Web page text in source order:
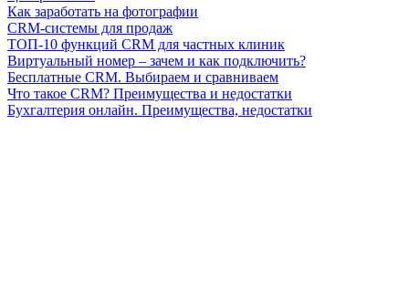
Как заработать на фотографии
CRM-системы для продаж
ТОП-10 функций CRM для частных клиник
Виртуальный номер – зачем и как подключить?
Бесплатные CRM. Выбираем и сравниваем
Что такое CRM? Преимущества и недостатки
Бухгалтерия онлайн. Преимущества, недостатки